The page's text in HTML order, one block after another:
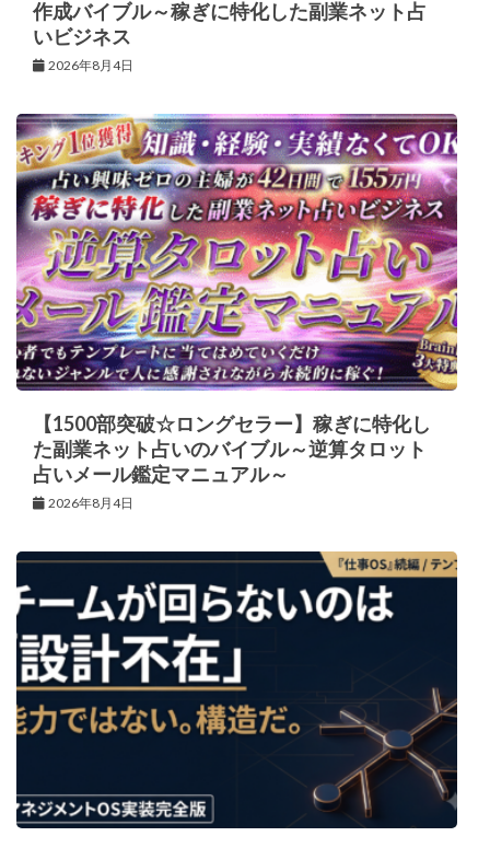
作成バイブル～稼ぎに特化した副業ネット占
いビジネス
2026年8月4日
【1500部突破☆ロングセラー】稼ぎに特化し
た副業ネット占いのバイブル～逆算タロット
占いメール鑑定マニュアル～
2026年8月4日